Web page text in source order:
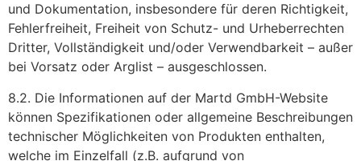
und Dokumentation, insbesondere für deren Richtigkeit,
Fehlerfreiheit, Freiheit von Schutz- und Urheberrechten
Dritter, Vollständigkeit und/oder Verwendbarkeit – außer
bei Vorsatz oder Arglist – ausgeschlossen.
8.2. Die Informationen auf der Martd GmbH-Website
können Spezifikationen oder allgemeine Beschreibungen
technischer Möglichkeiten von Produkten enthalten,
welche im Einzelfall (z.B. aufgrund von